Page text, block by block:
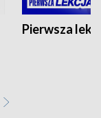
Pierwsza